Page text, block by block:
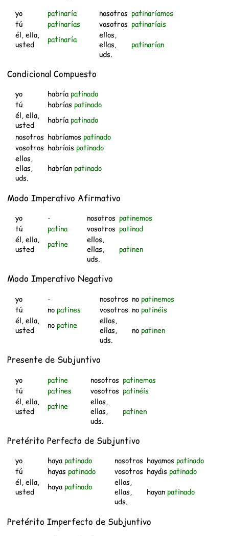
yo
patinaría
tú
patinarías
él, ella,
usted
patinaría
nosotros patinaríamos
vosotros patinaríais
ellos,
ellas,
uds.
patinarían
Condicional Compuesto
yo habríapatinado
tú
habríaspatinado
él, ella,
usted
habríapatinado
nosotros habríamospatinado
vosotros habríaispatinado
ellos,
ellas,
uds.
habríanpatinado
Modo Imperativo Afirmativo
yo
-
tú
patina
él, ella,
usted
patine
nosotros patinemos
vosotros patinad
ellos,
ellas,
uds.
patinen
Modo Imperativo Negativo
yo
-
tú
no patines
él, ella,
usted
no patine
nosotros no patinemos
vosotros no patinéis
ellos,
ellas,
uds.
no patinen
Presente de Subjuntivo
yo
patine
tú
patines
él, ella,
usted
patine
nosotros patinemos
vosotros patinéis
ellos,
ellas,
uds.
patinen
Pretérito Perfecto de Subjuntivo
yo hayapatinado
tú
hayaspatinado
él, ella,
usted
hayapatinado
nosotros hayamospatinado
vosotros hayáispatinado
ellos,
ellas,
uds.
hayanpatinado
Pretérito Imperfecto de Subjuntivo